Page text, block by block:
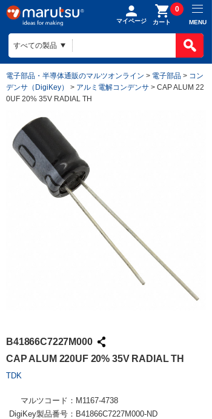
マイページ カート
0
MENU
電子部品・半導体通販のマルツオンライン > 電子部品 > コン
デンサ（DigiKey）
> アルミ電解コンデンサ > CAP ALUM 22
0UF 20% 35V RADIAL TH
B41866C7227M000
CAP ALUM 220UF 20% 35V RADIAL TH
TDK
マルツコード： M1167-4738
DigiKey製品番号： B41866C7227M000-ND